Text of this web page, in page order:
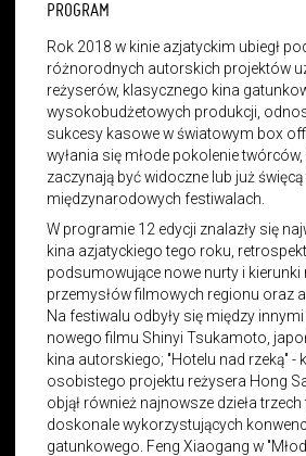
PROGRAM
Rok 2018 w kinie azjatyckim ubiegł
różnorodnych autorskich projektów
reżyserów, klasycznego kina
wysokobudżetowych produkcji,
sukcesy kasowe w światowym box
wyłania się młode pokolenie
zaczynają być widoczne lub już
międzynarodowych festiwalach.
W programie 12 edycji znalazły się
kina azjatyckiego tego roku,
podsumowujące nowe nurty i kierunki
przemysłów filmowych regionu oraz
Na festiwalu odbyły się między
nowego filmu Shinyi Tsukamoto,
kina autorskiego; "Hotelu nad rzeką" -
osobistego projektu reżysera Hong
objął również najnowsze dzieła
doskonale wykorzystujących
gatunkowego. Feng Xiaogang w